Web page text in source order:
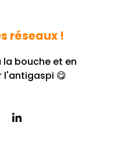
réseaux !
bouche et en
l'antigaspi 😋